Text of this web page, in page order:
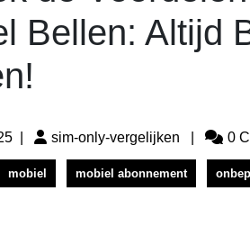
Bellen: Altijd
sim-only-vergelijken 0
mobiel mobiel abonnement